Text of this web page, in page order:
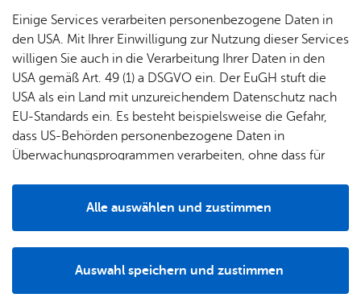
Ämter
A–Z
Diens
t­leis­
tun­gen
A–Z
For­
fent­li­
che
Be­
kannt­
ma­
chun­
& TV
Pres­se
Bil­
dung
& Be­
treu­
ung
Potz­
be­
treu­
ung
Schu­
len
Bau­
stel­len
& Um­
lei­tun­
Um­
welt &
Kli­ma­
Sa­nie­
ren &
bi­li­en
Stadt­
Fa­mi­lie
& Kin­
der
Se­nio­
ren
Woh­
nen
re­frei
Pfle­ge
& Un­
ter­stüt­
zung
Dann können Sie unter Einhaltung bestimmter
Voraussetzungen einen Zuschuss zu den Ausgaben vom
Land erhalten.
Die Höhe der Förderung liegt bei 2.000 EUR pro Jahr und
antragstellender Institution.
Zu­stän­dig­keit
Einige Services verarbeiten personenbezogene Daten in
den USA. Mit Ihrer Einwilligung zur Nutzung dieser Services
willigen Sie auch in die Verarbeitung Ihrer Daten in den
USA gemäß Art. 49 (1) a DSGVO ein. Der EuGH stuft die
USA als ein Land mit unzureichendem Datenschutz nach
EU-Standards ein. Es besteht beispielsweise die Gefahr,
dass US-Behörden personenbezogene Daten in
Überwachungsprogrammen verarbeiten, ohne dass für
Auswahl speichern und zustimmen
Alle auswählen und zustimmen